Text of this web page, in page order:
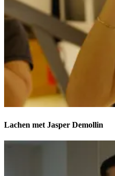
Lachen met Jasper Demollin